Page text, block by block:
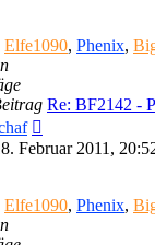
Elfe1090, Phenix,
Re: BF2142 -
Beitrag
Februar 2011,
Elfe1090, Phenix,